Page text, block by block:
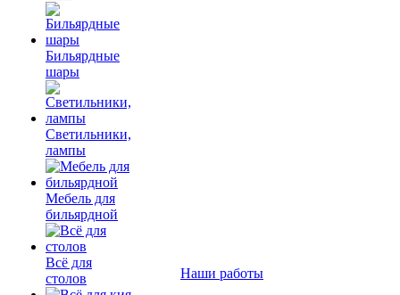
Бильярдные
шары
Светильники,
лампы
Мебель для
бильярдной
Всё для
столов
Наши работы